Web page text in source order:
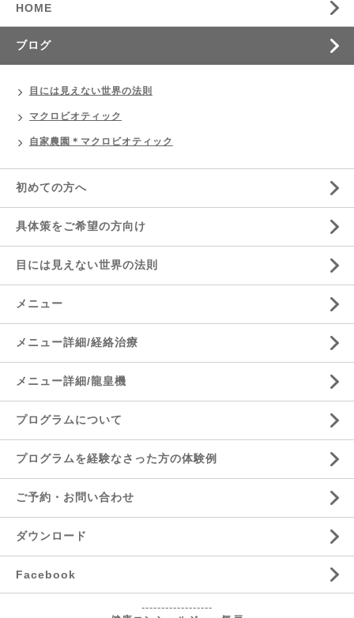
HOME
ブログ
目には見えない世界の法則
マクロビオティック
自家農園＊マクロビオティック
初めての方へ
具体策をご希望の方向け
目には見えない世界の法則
メニュー
メニュー詳細/経絡治療
メニュー詳細/龍皇機
プログラムについて
プログラムを経験なさった方の体験例
ご予約・お問い合わせ
ダウンロード
Facebook
------------------